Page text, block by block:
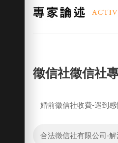
徵信社徵信社
婚前徵信社收費-遇到
合法徵信社有限公司-